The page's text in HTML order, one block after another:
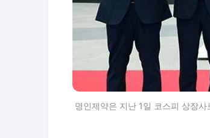
명인제약은 지난 1일 코스피 상장